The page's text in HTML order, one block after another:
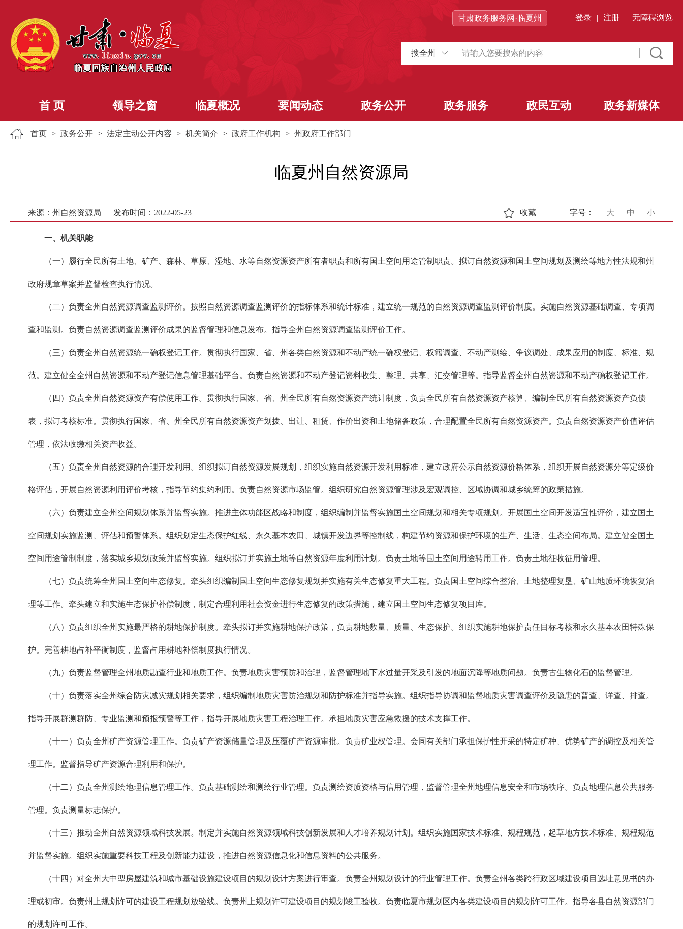
甘肃政务服务网·临夏州 登录 | 注册 无障碍浏览
搜全州
首 页 领导之窗 临夏概况 要闻动态 政务公开 政务服务 政民互动 政务新媒体
首页 > 政务公开 > 法定主动公开内容 > 机关简介 > 政府工作机构 > 州政府工作部门
临夏州自然资源局
来源：州自然资源局 发布时间：2022-05-23 字号： 大 中 小
收藏
一、机关职能
（一）履行全民所有土地、矿产、森林、草原、湿地、水等自然资源资产所有者职责和所有国土空间用途管制职责。拟订自然资源和国土空间规划及测绘等地方性法规和州
政府规章草案并监督检查执行情况。
（二）负责全州自然资源调查监测评价。按照自然资源调查监测评价的指标体系和统计标准，建立统一规范的自然资源调查监测评价制度。实施自然资源基础调查、专项调
查和监测。负责自然资源调查监测评价成果的监督管理和信息发布。指导全州自然资源调查监测评价工作。
（三）负责全州自然资源统一确权登记工作。贯彻执行国家、省、州各类自然资源和不动产统一确权登记、权籍调查、不动产测绘、争议调处、成果应用的制度、标准、规
范。建立健全全州自然资源和不动产登记信息管理基础平台。负责自然资源和不动产登记资料收集、整理、共享、汇交管理等。指导监督全州自然资源和不动产确权登记工作。
（四）负责全州自然资源资产有偿使用工作。贯彻执行国家、省、州全民所有自然资源资产统计制度，负责全民所有自然资源资产核算、编制全民所有自然资源资产负债
表，拟订考核标准。贯彻执行国家、省、州全民所有自然资源资产划拨、出让、租赁、作价出资和土地储备政策，合理配置全民所有自然资源资产。负责自然资源资产价值评估
管理，依法收缴相关资产收益。
（五）负责全州自然资源的合理开发利用。组织拟订自然资源发展规划，组织实施自然资源开发利用标准，建立政府公示自然资源价格体系，组织开展自然资源分等定级价
格评估，开展自然资源利用评价考核，指导节约集约利用。负责自然资源市场监管。组织研究自然资源管理涉及宏观调控、区域协调和城乡统筹的政策措施。
（六）负责建立全州空间规划体系并监督实施。推进主体功能区战略和制度，组织编制并监督实施国土空间规划和相关专项规划。开展国土空间开发适宜性评价，建立国土
空间规划实施监测、评估和预警体系。组织划定生态保护红线、永久基本农田、城镇开发边界等控制线，构建节约资源和保护环境的生产、生活、生态空间布局。建立健全国土
空间用途管制制度，落实城乡规划政策并监督实施。组织拟订并实施土地等自然资源年度利用计划。负责土地等国土空间用途转用工作。负责土地征收征用管理。
（七）负责统筹全州国土空间生态修复。牵头组织编制国土空间生态修复规划并实施有关生态修复重大工程。负责国土空间综合整治、土地整理复垦、矿山地质环境恢复治
理等工作。牵头建立和实施生态保护补偿制度，制定合理利用社会资金进行生态修复的政策措施，建立国土空间生态修复项目库。
（八）负责组织全州实施最严格的耕地保护制度。牵头拟订并实施耕地保护政策，负责耕地数量、质量、生态保护。组织实施耕地保护责任目标考核和永久基本农田特殊保
护。完善耕地占补平衡制度，监督占用耕地补偿制度执行情况。
（九）负责监督管理全州地质勘查行业和地质工作。负责地质灾害预防和治理，监督管理地下水过量开采及引发的地面沉降等地质问题。负责古生物化石的监督管理。
（十）负责落实全州综合防灾减灾规划相关要求，组织编制地质灾害防治规划和防护标准并指导实施。组织指导协调和监督地质灾害调查评价及隐患的普查、详查、排查。
指导开展群测群防、专业监测和预报预警等工作，指导开展地质灾害工程治理工作。承担地质灾害应急救援的技术支撑工作。
（十一）负责全州矿产资源管理工作。负责矿产资源储量管理及压覆矿产资源审批。负责矿业权管理。会同有关部门承担保护性开采的特定矿种、优势矿产的调控及相关管
理工作。监督指导矿产资源合理利用和保护。
（十二）负责全州测绘地理信息管理工作。负责基础测绘和测绘行业管理。负责测绘资质资格与信用管理，监督管理全州地理信息安全和市场秩序。负责地理信息公共服务
管理。负责测量标志保护。
（十三）推动全州自然资源领域科技发展。制定并实施自然资源领域科技创新发展和人才培养规划计划。组织实施国家技术标准、规程规范，起草地方技术标准、规程规范
并监督实施。组织实施重要科技工程及创新能力建设，推进自然资源信息化和信息资料的公共服务。
（十四）对全州大中型房屋建筑和城市基础设施建设项目的规划设计方案进行审查。负责全州规划设计的行业管理工作。负责全州各类跨行政区域建设项目选址意见书的办
理或初审。负责州上规划许可的建设工程规划放验线。负责州上规划许可建设项目的规划竣工验收。负责临夏市规划区内各类建设项目的规划许可工作。指导各县自然资源部门
的规划许可工作。